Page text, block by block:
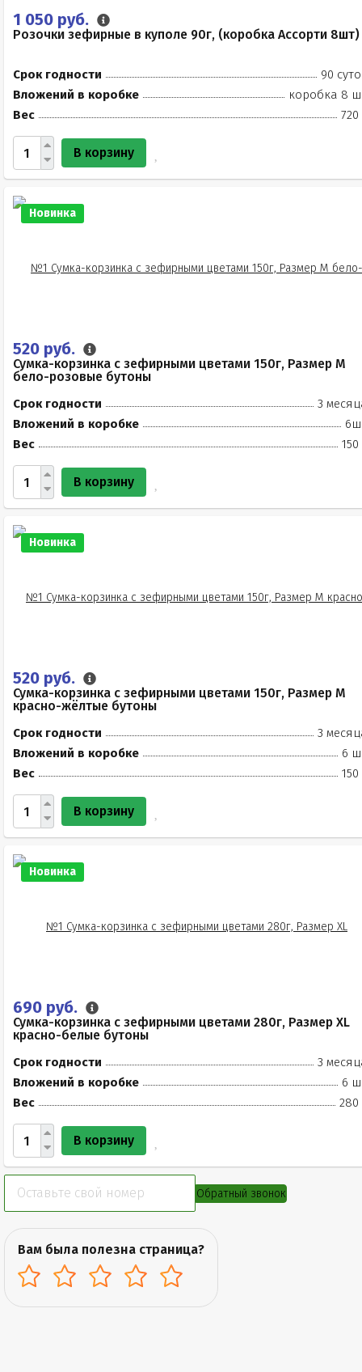
1 050 руб.
Розочки зефирные в куполе 90г, (коробка Ассорти 8шт)
Срок годности
90
Вложений в коробке
коробка 8
Вес
720
В корзину
Новинка
520 руб.
Сумка-корзинка с зефирными цветами 150г, Размер М
бело-розовые бутоны
Срок годности
3
Вложений в коробке
Вес
150
В корзину
Новинка
520 руб.
Сумка-корзинка с зефирными цветами 150г, Размер М
красно-жёлтые бутоны
Срок годности
3
Вложений в коробке
6
Вес
150
В корзину
Новинка
690 руб.
Сумка-корзинка с зефирными цветами 280г, Размер XL
красно-белые бутоны
Срок годности
3
Вложений в коробке
6
Вес
280
В корзину
Обратный звонок
Вам была полезна страница?